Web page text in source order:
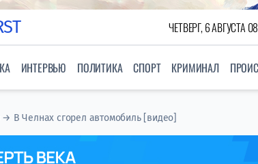
ЧЕТВЕРГ, 6 АВГУСТА
ИНТЕРВЬЮ ПОЛИТИКА СПОРТ КРИМИНАЛ
→ В Челнах сгорел автомобиль [видео]